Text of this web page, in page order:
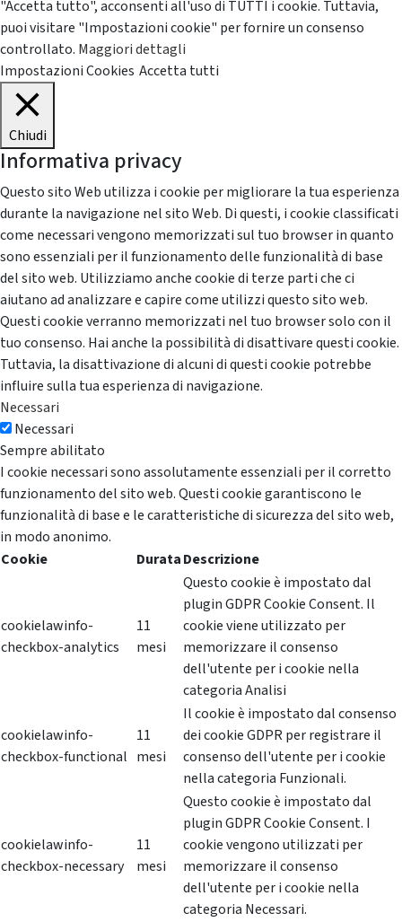
"Accetta tutto", acconsenti all'uso di TUTTI i cookie. Tuttavia,
puoi visitare "Impostazioni cookie" per fornire un consenso
controllato. Maggiori dettagli
Impostazioni Cookies Accetta tutti
Chiudi
Informativa privacy
Questo sito Web utilizza i cookie per migliorare la tua esperienza
durante la navigazione nel sito Web. Di questi, i cookie classificati
come necessari vengono memorizzati sul tuo browser in quanto
sono essenziali per il funzionamento delle funzionalità di base
del sito web. Utilizziamo anche cookie di terze parti che ci
aiutano ad analizzare e capire come utilizzi questo sito web.
Questi cookie verranno memorizzati nel tuo browser solo con il
tuo consenso. Hai anche la possibilità di disattivare questi cookie.
Tuttavia, la disattivazione di alcuni di questi cookie potrebbe
influire sulla tua esperienza di navigazione.
Necessari
Necessari
Sempre abilitato
I cookie necessari sono assolutamente essenziali per il corretto
funzionamento del sito web. Questi cookie garantiscono le
funzionalità di base e le caratteristiche di sicurezza del sito web,
in modo anonimo.
Cookie
DurataDescrizione
cookielawinfo-
checkbox-analytics
11
mesi
Questo cookie è impostato dal
plugin GDPR Cookie Consent. Il
cookie viene utilizzato per
memorizzare il consenso
dell'utente per i cookie nella
categoria Analisi
cookielawinfo-
checkbox-functional
11
mesi
Il cookie è impostato dal consenso
dei cookie GDPR per registrare il
consenso dell'utente per i cookie
nella categoria Funzionali.
cookielawinfo-
checkbox-necessary
11
mesi
Questo cookie è impostato dal
plugin GDPR Cookie Consent. I
cookie vengono utilizzati per
memorizzare il consenso
dell'utente per i cookie nella
categoria Necessari.